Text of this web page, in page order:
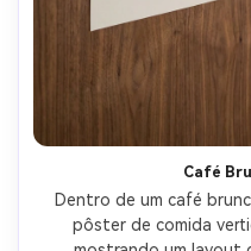
Café
Dentro de um café
pôster de comida